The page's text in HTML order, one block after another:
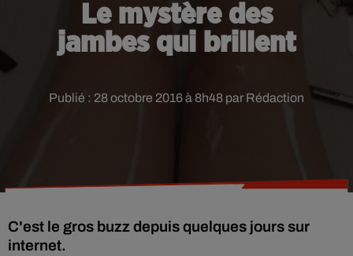
Le mystère des
jambes qui brillent
Publié : 28 octobre 2016 à 8h48 par Rédaction
C'est le gros buzz depuis quelques jours sur
internet.